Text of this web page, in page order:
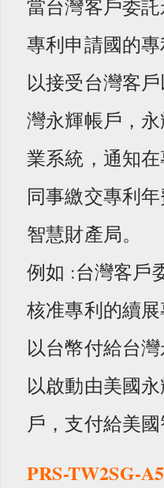
當台灣客戶委
專利申請國的
以接受台灣客
灣永輝帳戶，
業系統，通知
同事繳交專利
智慧財產局。
例如 :台灣客戶
核准專利的續
以台幣付給台
以啟動由美國
戶，支付給美國
PRS-TW2SG-